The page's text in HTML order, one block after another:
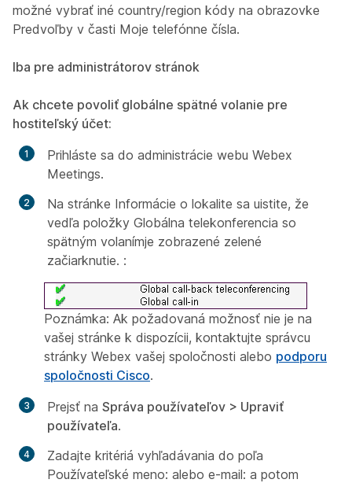
možné vybrať iné country/region kódy na obrazovke
Predvoľby v časti Moje telefónne čísla.
Iba pre administrátorov stránok
Ak chcete povoliť globálne spätné volanie pre
hostiteľský účet:
Prihláste sa do administrácie webu Webex
Meetings.
Na stránke Informácie o lokalite sa uistite, že
vedľa položky Globálna telekonferencia so
spätným volanímje zobrazené zelené
začiarknutie. :
Poznámka: Ak požadovaná možnosť nie je na
vašej stránke k dispozícii, kontaktujte správcu
stránky Webex vašej spoločnosti alebo podporu
spoločnosti Cisco.
Prejsť na Správa používateľov > Upraviť
používateľa.
Zadajte kritériá vyhľadávania do poľa
Používateľské meno: alebo e-mail: a potom